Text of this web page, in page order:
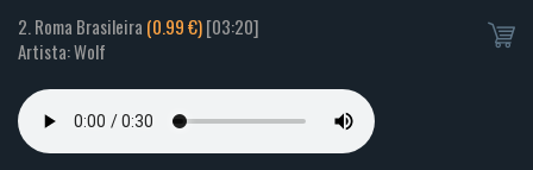
2. Roma Brasileira (0.99 €)[03:20]
Artista: Wolf